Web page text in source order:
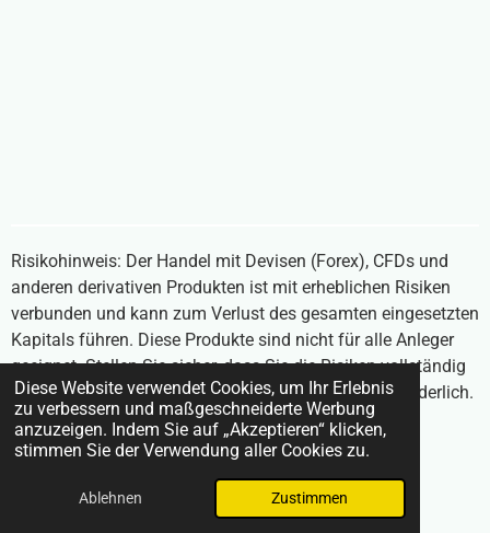
Diese Website verwendet Cookies, um Ihr Erlebnis
zu verbessern und maßgeschneiderte Werbung
anzuzeigen. Indem Sie auf „Akzeptieren“ klicken,
stimmen Sie der Verwendung aller Cookies zu.
Ablehnen Zustimmen
Risikohinweis: Der Handel mit Devisen (Forex), CFDs und
anderen derivativen Produkten ist mit erheblichen Risiken
verbunden und kann zum Verlust des gesamten eingesetzten
Kapitals führen. Diese Produkte sind nicht für alle Anleger
geeignet. Stellen Sie sicher, dass Sie die Risiken vollständig
verstehen und unabhängigen Rat einholen, falls erforderlich.
Inhalte auf BrokerVergleich24.com stellen keine
Anlageberatung dar.
Mit Unterstützung von